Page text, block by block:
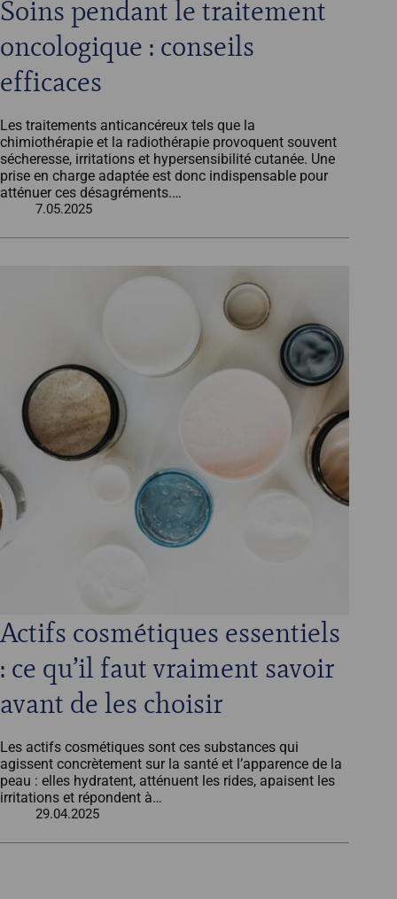
Soins pendant le traitement
oncologique : conseils
efficaces
Les traitements anticancéreux tels que la
chimiothérapie et la radiothérapie provoquent souvent
sécheresse, irritations et hypersensibilité cutanée. Une
prise en charge adaptée est donc indispensable pour
atténuer ces désagréments.…
7.05.2025
Actifs cosmétiques essentiels
: ce qu’il faut vraiment savoir
avant de les choisir
Les actifs cosmétiques sont ces substances qui
agissent concrètement sur la santé et l’apparence de la
peau : elles hydratent, atténuent les rides, apaisent les
irritations et répondent à…
29.04.2025